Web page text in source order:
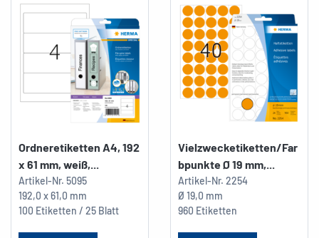
Ordneretiketten A4, 192
x 61 mm, weiß,...
Artikel-Nr. 5095
192,0 x 61,0 mm
100 Etiketten / 25 Blatt
Vielzwecketiketten/Far
bpunkte Ø 19 mm,...
Artikel-Nr. 2254
Ø 19,0 mm
960 Etiketten